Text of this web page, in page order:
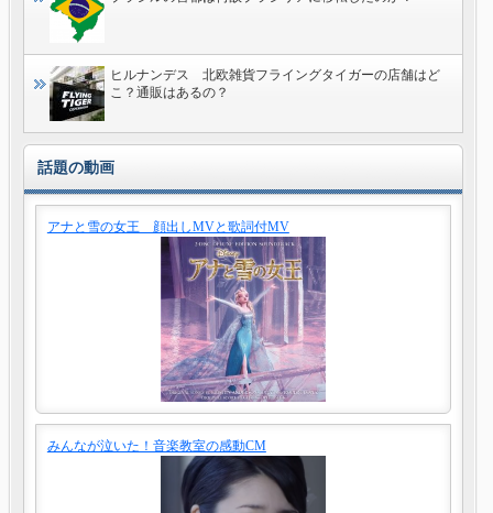
ヒルナンデス 北欧雑貨フライングタイガーの店舗はど
こ？通販はあるの？
話題の動画
アナと雪の女王 顔出しMVと歌詞付MV
みんなが泣いた！音楽教室の感動CM